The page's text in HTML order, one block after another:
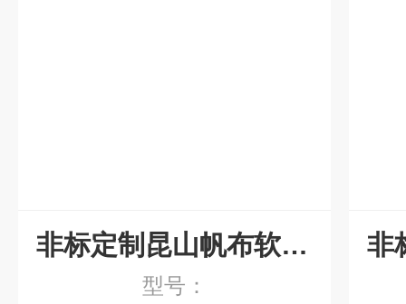
非标定制昆山帆布软连接
型号：